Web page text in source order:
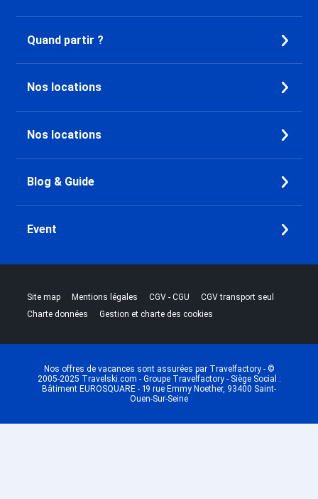
Quand partir ?
Nos locations
Nos locations
Blog & Guide
Event
Site map |Mentions légales |CGV - CGU |CGV transport seul
Charte données |Gestion et charte des cookies
Nos offres de vacances sont assurées par Travelfactory - ©
2005-2025 Travelski.com - Groupe Travelfactory - Siège Social :
Bâtiment EUROSQUARE - 19 rue Emmy Noether, 93400 Saint-
Ouen-Sur-Seine